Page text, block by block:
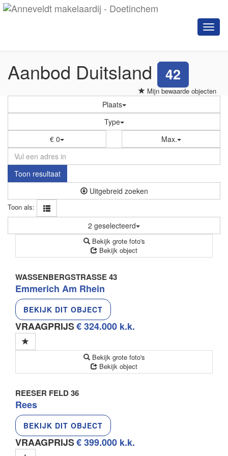
Aanbod Duitsland 42
Mijn bewaarde objecten
Plaats
Type
€ 0
Max.
Toon resultaat
Uitgebreid zoeken
Toon als:
2 geselecteerd
Bekijk grote foto's
Bekijk object
WASSENBERGSTRASSE 43
Emmerich Am Rhein
BEKIJK DIT OBJECT
VRAAGPRIJS€ 324.000 k.k.
Bekijk grote foto's
Bekijk object
REESER FELD 36
Rees
BEKIJK DIT OBJECT
VRAAGPRIJS€ 399.000 k.k.